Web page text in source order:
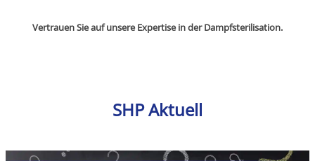
Vertrauen Sie auf unsere Expertise in der Dampfsterilisation.
SHP Aktuell